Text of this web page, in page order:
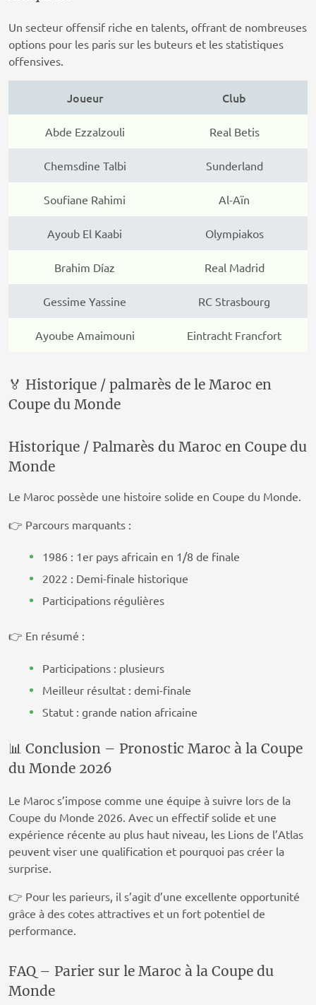
Un secteur offensif riche en talents, offrant de nombreuses
options pour les paris sur les buteurs et les statistiques
offensives.
Joueur Club
Abde Ezzalzouli Real Betis
Chemsdine Talbi Sunderland
Soufiane Rahimi Al-Aïn
Ayoub El Kaabi Olympiakos
Brahim Díaz Real Madrid
Gessime Yassine RC Strasbourg
Ayoube Amaimouni Eintracht Francfort
🏅 Historique / palmarès de le Maroc en
Coupe du Monde
Historique / Palmarès du Maroc en Coupe du
Monde
Le Maroc possède une histoire solide en Coupe du Monde.
👉 Parcours marquants :
1986 : 1er pays africain en 1/8 de finale
2022 : Demi-finale historique
Participations régulières
👉 En résumé :
Participations : plusieurs
Meilleur résultat : demi-finale
Statut : grande nation africaine
📊 Conclusion – Pronostic Maroc à la Coupe
du Monde 2026
Le Maroc s’impose comme une équipe à suivre lors de la
Coupe du Monde 2026. Avec un effectif solide et une
expérience récente au plus haut niveau, les Lions de l’Atlas
peuvent viser une qualification et pourquoi pas créer la
surprise.
👉 Pour les parieurs, il s’agit d’une excellente opportunité
grâce à des cotes attractives et un fort potentiel de
performance.
FAQ – Parier sur le Maroc à la Coupe du
Monde